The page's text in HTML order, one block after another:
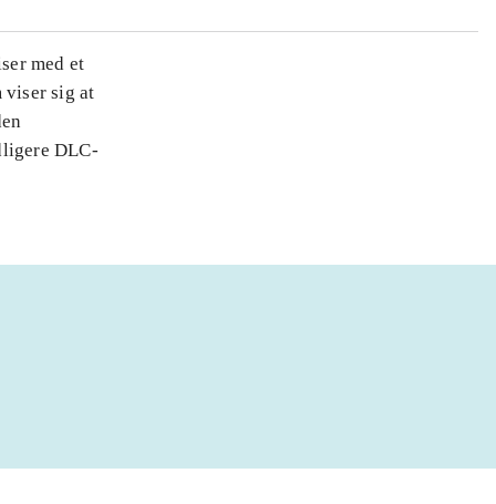
med et
viser sig at
DLC-